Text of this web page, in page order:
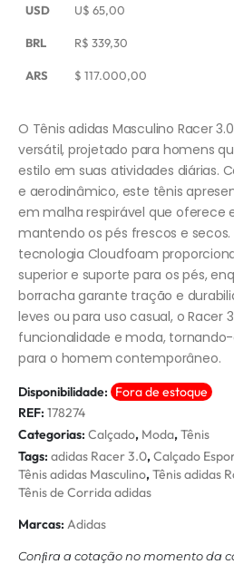
USD U$ 65,00
BRL R$ 339,30
ARS $ 117.000,00
O Tênis adidas Masculino Racer
versátil, projetado para homens
estilo em suas atividades diárias.
e aerodinâmico, este tênis
em malha respirável que oferece
mantendo os pés frescos e
tecnologia Cloudfoam
superior e suporte para os pés,
borracha garante tração e
leves ou para uso casual, o Racer
funcionalidade e moda,
para o homem contemporâneo.
Disponibilidade: Fora de estoque
REF: 178274
Categorias: Calçado, Moda,Tênis
Tags: adidas Racer 3.0,Calçado
Tênis adidas Masculino,Tênis adidas
Tênis de Corrida adidas
Marcas: Adidas
Conﬁra a cotação no momento da